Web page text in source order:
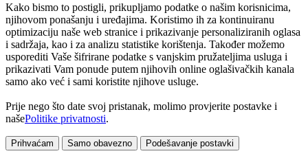
Kako bismo to postigli, prikupljamo podatke o našim korisnicima,
njihovom ponašanju i uređajima. Koristimo ih za kontinuiranu
optimizaciju naše web stranice i prikazivanje personaliziranih oglasa
i sadržaja, kao i za analizu statistike korištenja. Također možemo
usporediti Vaše šifrirane podatke s vanjskim pružateljima usluga i
prikazivati Vam ponude putem njihovih online oglašivačkih kanala
samo ako već i sami koristite njihove usluge.
Prije nego što date svoj pristanak, molimo provjerite postavke i
našePolitike privatnosti.
Prihvaćam Samo obavezno Podešavanje postavki